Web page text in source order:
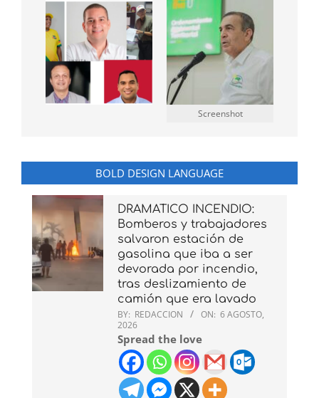
Screenshot
BOLD DESIGN LANGUAGE
DRAMATICO INCENDIO:
Bomberos y trabajadores
salvaron estación de
gasolina que iba a ser
devorada por incendio,
tras deslizamiento de
camión que era lavado
BY: REDACCION ON: 6 AGOSTO,
2026
Spread the love